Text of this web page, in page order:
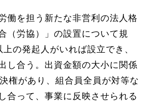
働を担う新たな非営利の法人格
（労協）」の設置について規
の発起人がいれば設立でき、
し合う。出資金額の大小に関係
権があり、組合員全員が対等な
合って、事業に反映させられる